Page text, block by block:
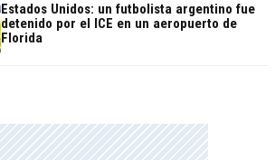
Estados Unidos: un futbolista argentino fue
detenido por el ICE en un aeropuerto de
Florida